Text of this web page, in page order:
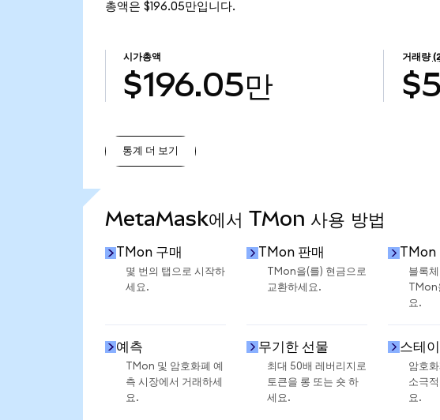
총액은 $196.05만입니다.
시가총액
$196.05만
거래량
통계 더 보기
MetaMask에서 TMon 사용 방법
TMon 구매
몇 번의 탭으로 시작하
세요.
TMon 판매
TMon을(를) 현금으로
교환하세요.
TMon
블록
요.
예측
TMon 및 암호화폐 예
측 시장에서 거래하세
요.
무기한 선물
최대 50배 레버리지로
토큰을 롱 또는 숏 하
세요.
스테
암호
소극
요.